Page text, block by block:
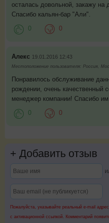
осталась довольной, закажу на
Спасибо кальян-бар "Али".
0 0
Алекс 19.01.2016 12:43
Местоположение пользователя: Россия,
Понравилось обслуживание
рождении, очень качественный
менеджер компании! Спасибо
0 0
+ Добавить отзыв
Пожалуйста, указывайте реальный e-mail
с активационной ссылкой. Комментарий